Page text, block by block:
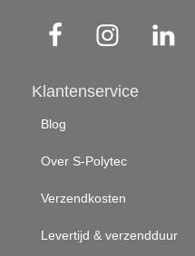
Klantenservice
Blog
Over S-Polytec
Verzendkosten
Levertijd & verzendduur